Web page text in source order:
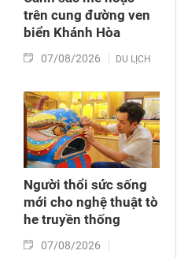
trên cung đường ven
biển Khánh Hòa
07/08/2026 DU LỊCH
Người thổi sức sống
mới cho nghệ thuật tò
he truyền thống
07/08/2026